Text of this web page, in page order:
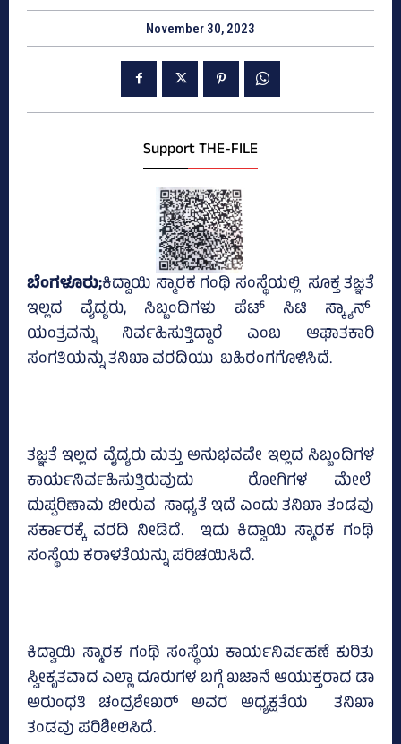
November 30, 2023
Support THE-FILE
ಬೆಂಗಳೂರು;ಕಿದ್ವಾಯಿ ಸ್ಮಾರಕ ಗಂಥಿ ಸಂಸ್ಥೆಯಲ್ಲಿ ಸೂಕ್ತ ತಜ್ಞತೆ
ಇಲ್ಲದ ವೈದ್ಯರು, ಸಿಬ್ಬಂದಿಗಳು ಪೆಟ್‌ ಸಿಟಿ ಸ್ಕ್ಯಾನ್‌
ಯಂತ್ರವನ್ನು ನಿರ್ವಹಿಸುತ್ತಿದ್ದಾರೆ ಎಂಬ ಆಘಾತಕಾರಿ
ಸಂಗತಿಯನ್ನು ತನಿಖಾ ವರದಿಯು ಬಹಿರಂಗಗೊಳಿಸಿದೆ.
ತಜ್ಞತೆ ಇಲ್ಲದ ವೈದ್ಯರು ಮತ್ತು ಅನುಭವವೇ ಇಲ್ಲದ ಸಿಬ್ಬಂದಿಗಳ
ಕಾರ್ಯನಿರ್ವಹಿಸುತ್ತಿರುವುದು ರೋಗಿಗಳ ಮೇಲೆ
ದುಷ್ಪರಿಣಾಮ ಬೀರುವ ಸಾಧ್ಯತೆ ಇದೆ ಎಂದು ತನಿಖಾ ತಂಡವು
ಸರ್ಕಾರಕ್ಕೆ ವರದಿ ನೀಡಿದೆ. ಇದು ಕಿದ್ವಾಯಿ ಸ್ಮಾರಕ ಗಂಥಿ
ಸಂಸ್ಥೆಯ ಕರಾಳತೆಯನ್ನು ಪರಿಚಯಿಸಿದೆ.
ಕಿದ್ವಾಯಿ ಸ್ಮಾರಕ ಗಂಥಿ ಸಂಸ್ಥೆಯ ಕಾರ್ಯನಿರ್ವಹಣೆ ಕುರಿತು
ಸ್ವೀಕೃತವಾದ ಎಲ್ಲಾ ದೂರುಗಳ ಬಗ್ಗೆ ಖಜಾನೆ ಆಯುಕ್ತರಾದ ಡಾ
ಅರುಂಧತಿ ಚಂದ್ರಶೇಖರ್‌ ಅವರ ಅಧ್ಯಕ್ಷತೆಯ ತನಿಖಾ
ತಂಡವು ಪರಿಶೀಲಿಸಿದೆ.